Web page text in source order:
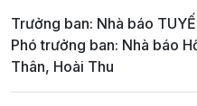
Trưởng ban: Nhà báo
Phó trưởng ban: Nhà báo
Thân, Hoài Thu